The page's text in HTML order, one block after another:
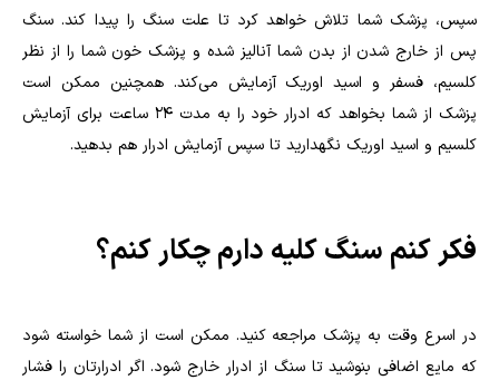
سپس، پزشک شما تلاش خواهد کرد تا علت سنگ را پیدا کند. سنگ
پس از خارج شدن از بدن شما آنالیز شده و پزشک خون شما را از نظر
کلسیم، فسفر و اسید اوریک آزمایش می‌کند. همچنین ممکن است
پزشک از شما بخواهد که ادرار خود را به مدت 24 ساعت برای آزمایش
کلسیم و اسید اوریک نگهدارید تا سپس آزمایش ادرار هم بدهید.
فکر کنم سنگ کلیه دارم چکار کنم؟
در اسرع وقت به پزشک مراجعه کنید. ممکن است از شما خواسته شود
که مایع اضافی بنوشید تا سنگ از ادرار خارج شود. اگر ادرارتان را فشار